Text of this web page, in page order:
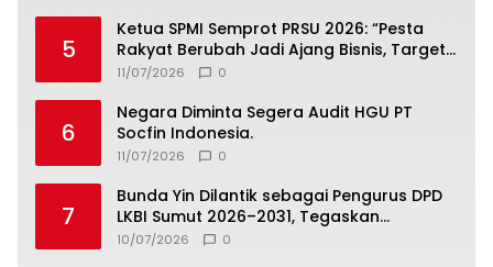
5
Ketua SPMI Semprot PRSU 2026: “Pesta
Rakyat Berubah Jadi Ajang Bisnis, Target
300 Ribu Pengunjung Tinggal Slogan”
11/07/2026 0
6
Negara Diminta Segera Audit HGU PT
Socfin Indonesia.
11/07/2026 0
7
Bunda Yin Dilantik sebagai Pengurus DPD
LKBI Sumut 2026–2031, Tegaskan
Komitmen Perkuat Toleransi dan
10/07/2026 0